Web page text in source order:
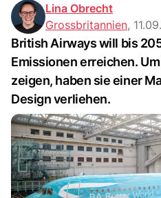
Lina Obrecht
Grossbritannien,
British Airways will bis
Emissionen erreichen.
zeigen, haben sie einer
Design verliehen.